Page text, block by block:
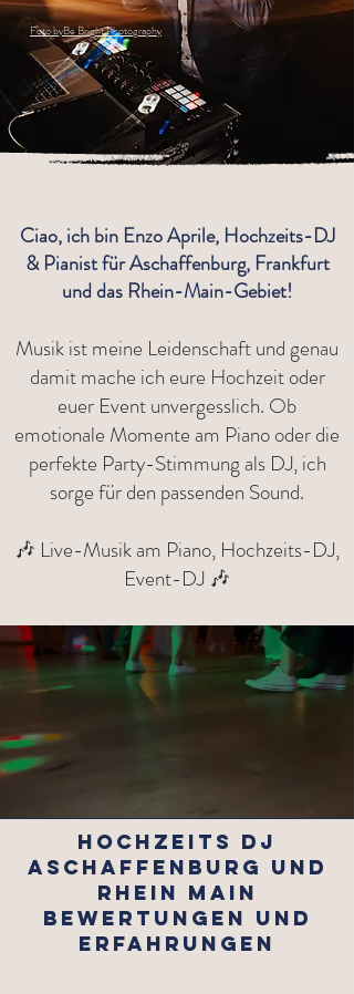
Foto byBe Bright Photography
Ciao, ich bin Enzo Aprile, Hochzeits-DJ
& Pianist für Aschaffenburg, Frankfurt
und das Rhein-Main-Gebiet!
Musik ist meine Leidenschaft und genau
damit mache ich eure Hochzeit oder
euer Event unvergesslich. Ob
emotionale Momente am Piano oder die
perfekte Party-Stimmung als DJ, ich
sorge für den passenden Sound.
🎶 Live-Musik am Piano, Hochzeits-DJ,
Event-DJ 🎶
Hochzeits DJ
Aschaffenburg und
Rhein Main
Bewertungen und
Erfahrungen